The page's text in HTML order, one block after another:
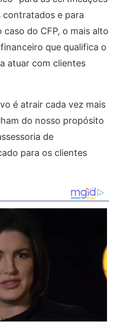
contratados e para
caso do CFP, o mais alto
que qualifica o
atuar com clientes
é atrair cada vez mais
do nosso propósito
de
para os clientes